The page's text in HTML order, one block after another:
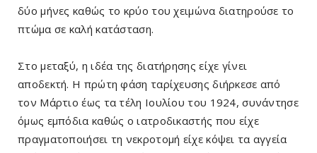
δύο μήνες καθώς το κρύο του χειμώνα διατηρούσε το
πτώμα σε καλή κατάσταση.
Στο μεταξύ, η ιδέα της διατήρησης είχε γίνει
αποδεκτή. H πρώτη φάση ταρίχευσης διήρκεσε από
τον Μάρτιο έως τα τέλη Ιουλίου του 1924, συνάντησε
όμως εμπόδια καθώς ο ιατροδικαστής που είχε
πραγματοποιήσει τη νεκροτομή είχε κόψει τα αγγεία